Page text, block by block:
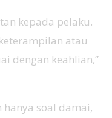
kepada pelaku.
atau
dengan keahlian,”
hanya soal damai,